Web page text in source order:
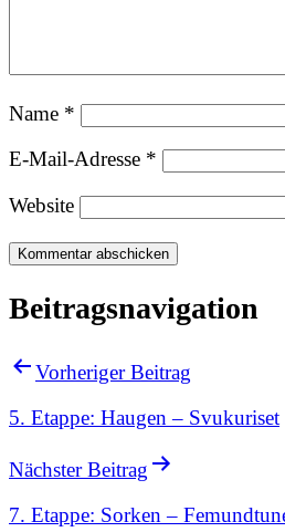
Name *
E-Mail-Adresse *
Website
Beitragsnavigation
Vorheriger Beitrag
5. Etappe: Haugen – Svukuriset
Nächster Beitrag
7. Etappe: Sorken –